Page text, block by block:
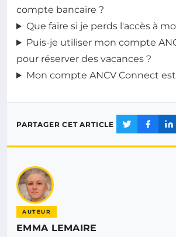
compte bancaire ?
Que faire si je perds l'accès à
Puis-je utiliser mon compte
pour réserver des vacances ?
Mon compte ANCV Connect
PARTAGER CET ARTICLE
AUTEUR
EMMA LEMAIRE